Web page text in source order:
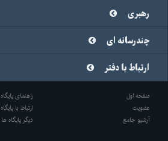
رهبری
چندرسانه ای
ارتباط با دفتر
صفحه اول
راهنمای پایگاه
عضویت
ارتباط با پایگاه
آرشیو جامع
دیگر پایگاه ها